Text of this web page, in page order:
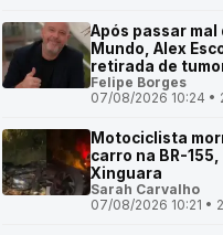
Após passar mal
Mundo, Alex
retirada de
Felipe Borges
07/08/2026 10:24 •
Motociclista
carro na BR-
Xinguara
Sarah Carvalho
07/08/2026 10:21 •